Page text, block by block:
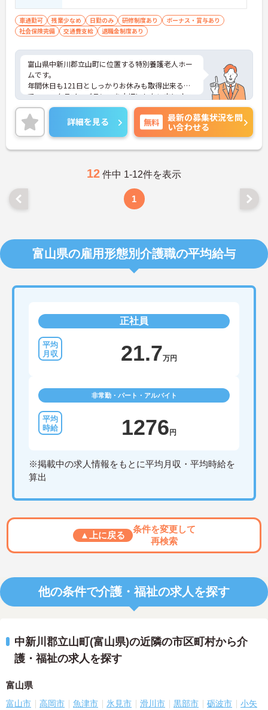
験あれば尚良し
車通勤可 残業少なめ 日勤のみ 研修制度あり
ボーナス・賞与あり
社会保険完備
交通費支給 退職金制度あり
富山県中新川郡立山町に位置する特別養護老人ホー
ムです。
年間休日も121日としっかりお休みも取得出来るの
で、ワークライフバランスを大切にしたい方にオス
スメです。
賞与は年2回、計3.60ヶ月分の支給実績があり、ス
タッフの頑張りをきちんと還元！
ご興味をお持ちの方はお気軽にお問い合わせくださ
い。
詳細を見る 無料
最新の募集状況を問
い合わせる
12 件中 1-12件を表示
1
富山県の雇用形態別介護職の平均給与
正社員
21.7万円
非常勤・パート・アルバイト
1276円
※掲載中の求人情報をもとに平均月収・平均時給を
算出
▲上に戻る
条件を変更して
再検索
他の条件で介護・福祉の求人を探す
中新川郡立山町(富山県)の近隣の市区町村から介
護・福祉の求人を探す
富山県
富山市 高岡市 魚津市 氷見市 滑川市 黒部市 砺波市
小矢